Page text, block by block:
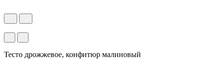
Тесто дрожжевое, конфитюр малиновый